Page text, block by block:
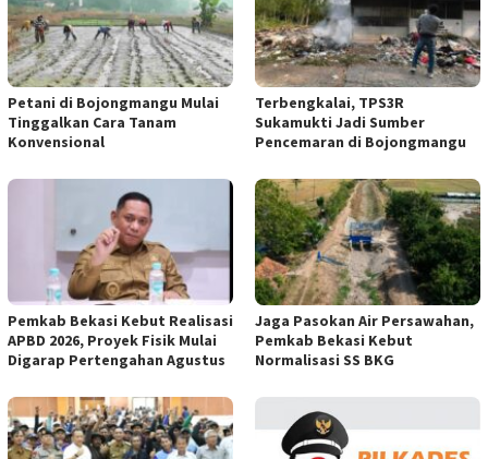
Petani di Bojongmangu Mulai
Tinggalkan Cara Tanam
Konvensional
Terbengkalai, TPS3R
Sukamukti Jadi Sumber
Pencemaran di Bojongmangu
Pemkab Bekasi Kebut Realisasi
APBD 2026, Proyek Fisik Mulai
Digarap Pertengahan Agustus
Jaga Pasokan Air Persawahan,
Pemkab Bekasi Kebut
Normalisasi SS BKG